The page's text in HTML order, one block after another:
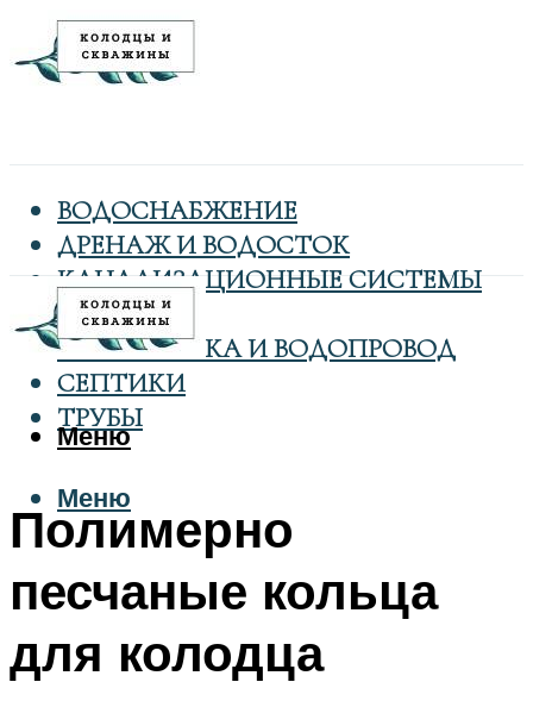
ВОДОСНАБЖЕНИЕ
ДРЕНАЖ И ВОДОСТОК
КАНАЛИЗАЦИОННЫЕ СИСТЕМЫ
КОЛОДЦЫ
САНТЕХНИКА И ВОДОПРОВОД
СЕПТИКИ
ТРУБЫ
Меню
Меню
Полимерно
песчаные кольца
для колодца